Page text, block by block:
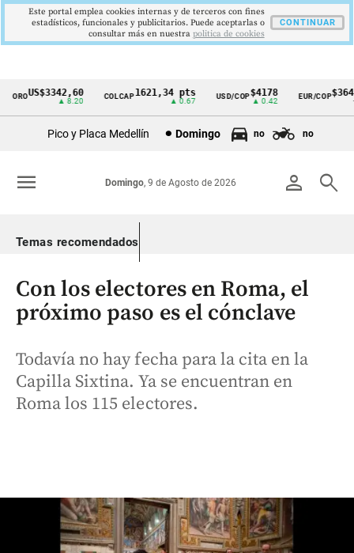
Cintillo
Colombia
OROUS$3342,60
▲ 8.20
COLCAP1621,34 pts
▲ 0.67
USD/COP$4178
▲ 0.42
EUR/COP$3648
Pico y Placa Medellín Domingo no no
person search
Domingo, 9 de Agosto de 2026
menu
Temas recomendados
Con los electores en Roma, el
próximo paso es el cónclave
Todavía no hay fecha para la cita en la
Capilla Sixtina. Ya se encuentran en
Roma los 115 electores.
Este portal emplea cookies internas y de terceros con fines
estadísticos, funcionales y publicitarios. Puede aceptarlas o
consultar más en nuestra politica de cookies
CONTINUAR